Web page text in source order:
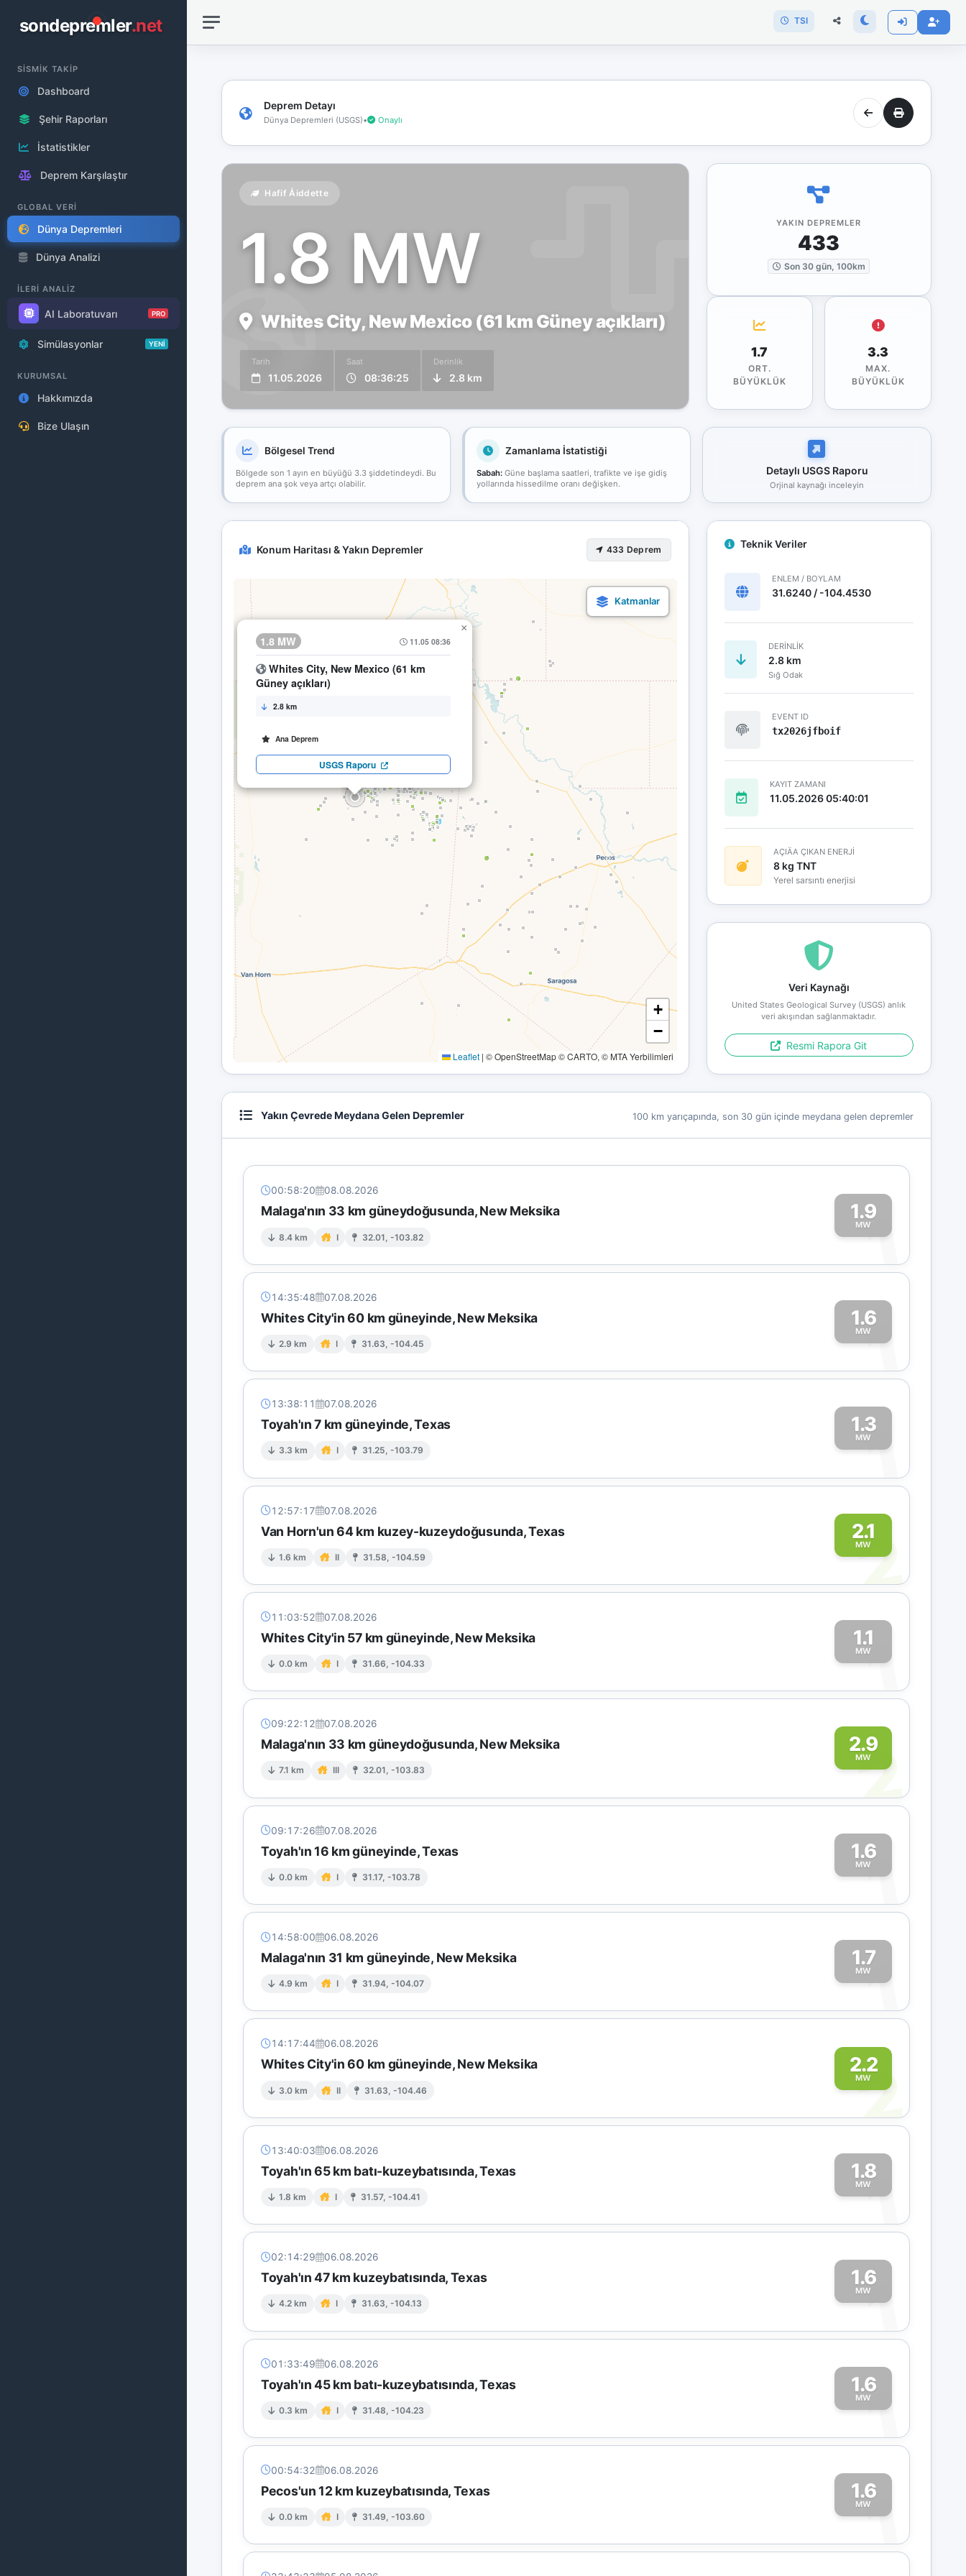
sondepremler.net
SİSMİK TAKİP
Dashboard
Şehir Raporları
İstatistikler
Deprem Karşılaştır
GLOBAL VERİ
Dünya Depremleri
Dünya Analizi
İLERİ ANALİZ
AI Laboratuvarı PRO
Simülasyonlar YENİ
KURUMSAL
Hakkımızda
Bize Ulaşın
TSI
Deprem Detayı
Dünya Depremleri (USGS)• Onaylı
Hafif Åiddette
1.8 MW
Whites City, New Mexico (61 km Güney açıkları)
Tarih
11.05.2026
Saat
08:36:25
Derinlik
2.8 km
YAKIN DEPREMLER
433
Son 30 gün, 100km
1.7
ORT.
BÜYÜKLÜK
3.3
MAX.
BÜYÜKLÜK
Bölgesel Trend
Bölgede son 1 ayın en büyüğü 3.3 şiddetindeydi. Bu
deprem ana şok veya artçı olabilir.
Zamanlama İstatistiği
Sabah:Güne başlama saatleri, trafikte ve işe gidiş
yollarında hissedilme oranı değişken.
Detaylı USGS Raporu
Orjinal kaynağı inceleyin
Konum Haritası & Yakın Depremler 433 Deprem
1.8 MW 11.05 08:36
Whites City, New Mexico (61 km
Güney açıkları)
2.8 km
Ana Deprem
USGS Raporu
×
+
−
Leaflet | © OpenStreetMap © CARTO, © MTA Yerbilimleri
Teknik Veriler
ENLEM / BOYLAM
31.6240 / -104.4530
DERINLIK
2.8 km
Sığ Odak
EVENT ID
tx2026jfboif
KAYIT ZAMANI
11.05.2026 05:40:01
AÇIÄA ÇIKAN ENERJİ
8 kg TNT
Yerel sarsıntı enerjisi
Veri Kaynağı
United States Geological Survey (USGS) anlık
veri akışından sağlanmaktadır.
Resmi Rapora Git
Yakın Çevrede Meydana Gelen Depremler 100 km yarıçapında, son 30 gün içinde meydana gelen depremler
00:58:20 08.08.2026
Malaga'nın 33 km güneydoğusunda, New Meksika
8.4 km I 32.01, -103.82
1.9
MW
1
14:35:48 07.08.2026
Whites City'in 60 km güneyinde, New Meksika
2.9 km I 31.63, -104.45
1.6
MW
1
13:38:11 07.08.2026
Toyah'ın 7 km güneyinde, Texas
3.3 km I 31.25, -103.79
1.3
MW
1
12:57:17 07.08.2026
Van Horn'un 64 km kuzey-kuzeydoğusunda, Texas
1.6 km II 31.58, -104.59
2.1
MW
2
11:03:52 07.08.2026
Whites City'in 57 km güneyinde, New Meksika
0.0 km I 31.66, -104.33
1.1
MW
1
09:22:12 07.08.2026
Malaga'nın 33 km güneydoğusunda, New Meksika
7.1 km III 32.01, -103.83
2.9
MW
2
09:17:26 07.08.2026
Toyah'ın 16 km güneyinde, Texas
0.0 km I 31.17, -103.78
1.6
MW
1
14:58:00 06.08.2026
Malaga'nın 31 km güneyinde, New Meksika
4.9 km I 31.94, -104.07
1.7
MW
1
14:17:44 06.08.2026
Whites City'in 60 km güneyinde, New Meksika
3.0 km II 31.63, -104.46
2.2
MW
2
13:40:03 06.08.2026
Toyah'ın 65 km batı-kuzeybatısında, Texas
1.8 km I 31.57, -104.41
1.8
MW
1
02:14:29 06.08.2026
Toyah'ın 47 km kuzeybatısında, Texas
4.2 km I 31.63, -104.13
1.6
MW
1
01:33:49 06.08.2026
Toyah'ın 45 km batı-kuzeybatısında, Texas
0.3 km I 31.48, -104.23
1.6
MW
1
00:54:32 06.08.2026
Pecos'un 12 km kuzeybatısında, Texas
0.0 km I 31.49, -103.60
1.6
MW
1
bağlantınız